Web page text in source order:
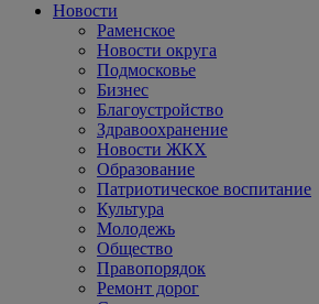
Новости
Раменское
Новости округа
Подмосковье
Бизнес
Благоустройство
Здравоохранение
Новости ЖКХ
Образование
Патриотическое воспитание
Культура
Молодежь
Общество
Правопорядок
Ремонт дорог